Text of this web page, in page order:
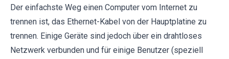
Der einfachste Weg einen Computer vom Internet zu
trennen ist, das Ethernet-Kabel von der Hauptplatine zu
trennen. Einige Geräte sind jedoch über ein drahtloses
Netzwerk verbunden und für einige Benutzer (speziell